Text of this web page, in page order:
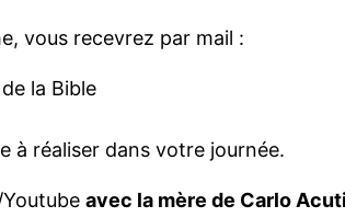
vous recevrez par mail :
la Bible
à réaliser dans votre journée.
avec la mère de Carlo